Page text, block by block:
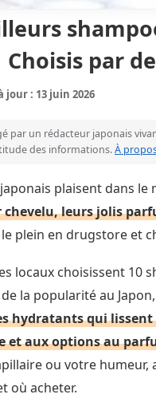
par
jour : 13 juin 2026
par un rédacteur japonais
des informations.À
plaisent dans
chevelu, leurs jolis
plein en drugstore et
locaux choisissent 10
la popularité au
hydratants qui
et aux options au
ou votre
où acheter.